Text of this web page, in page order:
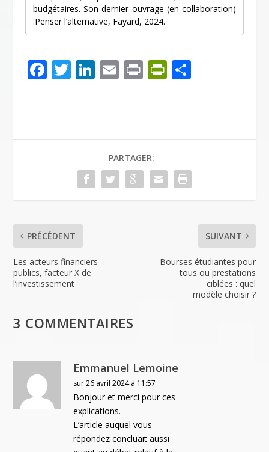
budgétaires. Son dernier ouvrage (en collaboration)
:Penser l’alternative, Fayard, 2024.
F
o
T Li
dI
n
E Pr Pr
e
n
dl
er
PARTAGER:
PRÉCÉDENT
Les acteurs financiers
publics, facteur X de
l’investissement
SUIVANT
Bourses étudiantes pour
tous ou prestations
ciblées : quel
modèle choisir ?
3 COMMENTAIRES
Emmanuel Lemoine
sur 26 avril 2024 à 11:57
Bonjour et merci pour ces
explications.
L’article auquel vous
répondez concluait aussi